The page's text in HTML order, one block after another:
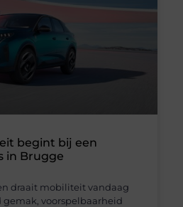
begint bij een
in Brugge
draait mobiliteit vandaag
gemak, voorspelbaarheid